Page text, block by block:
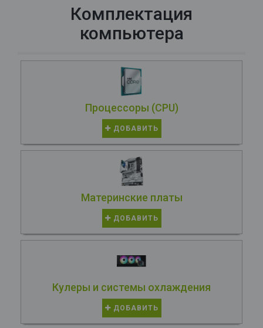
Комплектация
компьютера
Процессоры (CPU)
ДОБАВИТЬ
Материнские платы
ДОБАВИТЬ
Кулеры и системы охлаждения
ДОБАВИТЬ